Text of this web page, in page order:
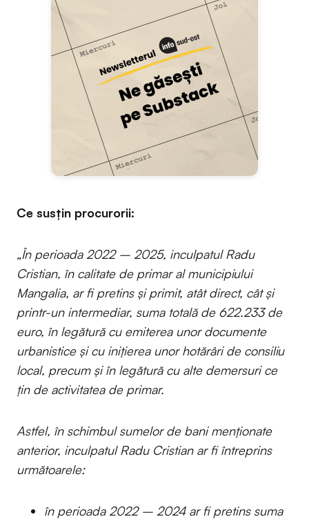
Ce susțin procurorii:
„În perioada 2022 – 2025, inculpatul Radu
Cristian, în calitate de primar al municipiului
Mangalia, ar fi pretins și primit, atât direct, cât și
printr-un intermediar, suma totală de 622.233 de
euro, în legătură cu emiterea unor documente
urbanistice și cu inițierea unor hotărâri de consiliu
local, precum și în legătură cu alte demersuri ce
țin de activitatea de primar.
Astfel, în schimbul sumelor de bani menționate
anterior, inculpatul Radu Cristian ar fi întreprins
următoarele:
în perioada 2022 – 2024 ar fi pretins suma